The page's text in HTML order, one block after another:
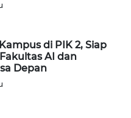
di PIK 2, Siap
AI dan
Depan